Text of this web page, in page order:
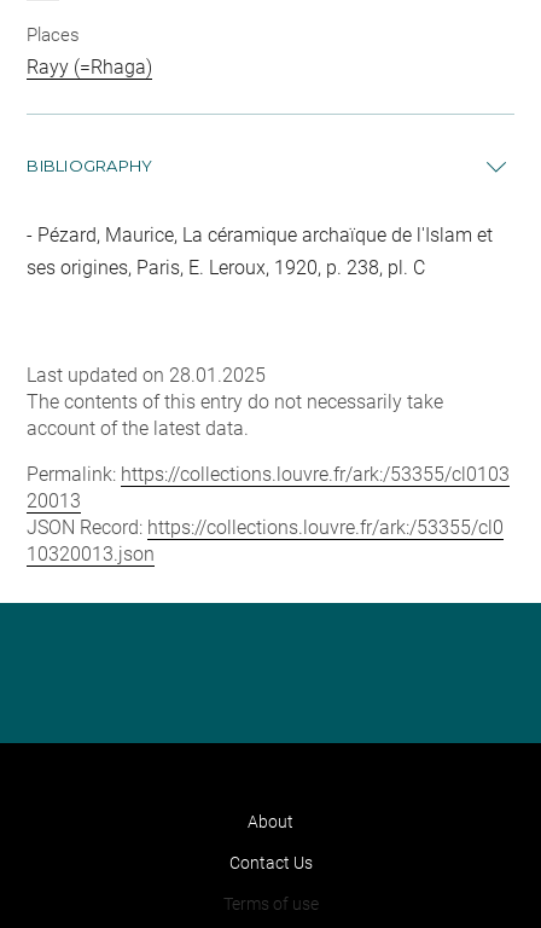
Places
Rayy (=Rhaga)
BIBLIOGRAPHY
Pézard, Maurice, La céramique archaïque de l'Islam et
ses origines, Paris, E. Leroux, 1920, p. 238, pl. C
Last updated on 28.01.2025
The contents of this entry do not necessarily take
account of the latest data.
Permalink: https://collections.louvre.fr/ark:/53355/cl0103
20013
JSON Record: https://collections.louvre.fr/ark:/53355/cl0
10320013.json
About
Contact Us
Terms of use